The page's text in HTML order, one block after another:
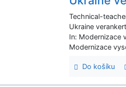
Technical-
Ukraine
In: Modernizace
Modernizace
Do košíku